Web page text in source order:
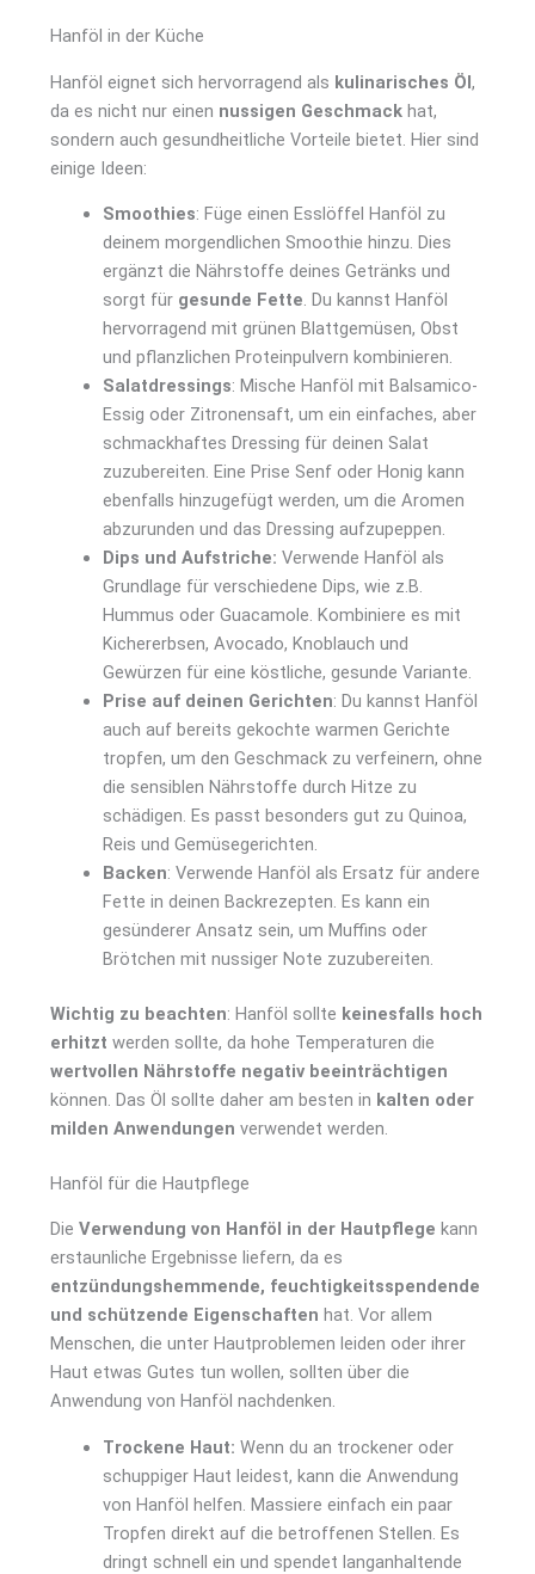
Hanföl in der Küche
Hanföl eignet sich hervorragend als kulinarisches Öl,
da es nicht nur einen nussigen Geschmack hat,
sondern auch gesundheitliche Vorteile bietet. Hier sind
einige Ideen:
Smoothies: Füge einen Esslöffel Hanföl zu
deinem morgendlichen Smoothie hinzu. Dies
ergänzt die Nährstoffe deines Getränks und
sorgt für gesunde Fette. Du kannst Hanföl
hervorragend mit grünen Blattgemüsen, Obst
und pflanzlichen Proteinpulvern kombinieren.
Salatdressings: Mische Hanföl mit Balsamico-
Essig oder Zitronensaft, um ein einfaches, aber
schmackhaftes Dressing für deinen Salat
zuzubereiten. Eine Prise Senf oder Honig kann
ebenfalls hinzugefügt werden, um die Aromen
abzurunden und das Dressing aufzupeppen.
Dips und Aufstriche: Verwende Hanföl als
Grundlage für verschiedene Dips, wie z.B.
Hummus oder Guacamole. Kombiniere es mit
Kichererbsen, Avocado, Knoblauch und
Gewürzen für eine köstliche, gesunde Variante.
Prise auf deinen Gerichten: Du kannst Hanföl
auch auf bereits gekochte warmen Gerichte
tropfen, um den Geschmack zu verfeinern, ohne
die sensiblen Nährstoffe durch Hitze zu
schädigen. Es passt besonders gut zu Quinoa,
Reis und Gemüsegerichten.
Backen: Verwende Hanföl als Ersatz für andere
Fette in deinen Backrezepten. Es kann ein
gesünderer Ansatz sein, um Muffins oder
Brötchen mit nussiger Note zuzubereiten.
Wichtig zu beachten: Hanföl sollte keinesfalls hoch
erhitzt werden sollte, da hohe Temperaturen die
wertvollen Nährstoffe negativ beeinträchtigen
können. Das Öl sollte daher am besten in kalten oder
milden Anwendungen verwendet werden.
Hanföl für die Hautpflege
DieVerwendung von Hanföl in der Hautpflege kann
erstaunliche Ergebnisse liefern, da es
entzündungshemmende, feuchtigkeitsspendende
und schützende Eigenschaften hat. Vor allem
Menschen, die unter Hautproblemen leiden oder ihrer
Haut etwas Gutes tun wollen, sollten über die
Anwendung von Hanföl nachdenken.
Trockene Haut: Wenn du an trockener oder
schuppiger Haut leidest, kann die Anwendung
von Hanföl helfen. Massiere einfach ein paar
Tropfen direkt auf die betroffenen Stellen. Es
dringt schnell ein und spendet langanhaltende